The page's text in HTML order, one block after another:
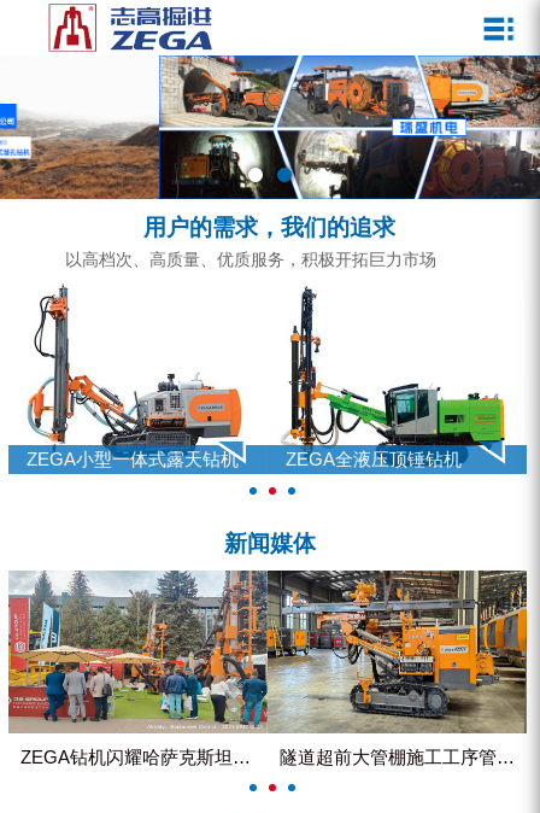
企业文化
发展历程
资质荣誉
宣传视频
公司新闻
行业动态
ZEGA一体式潜孔钻机
ZEGA地下掘进台车
ZEGA小型一体式露天钻机
ZEGA全液压顶锤钻机
锚固钻机系列
FY水井钻车系列
水井专用螺杆空压机
雾炮机
洗轮机
服务介绍
服务中心
营销网络
用户的需求，我们的追求
以高档次、高质量、优质服务，积极开拓巨力市场
ZEGA小型一体式露天钻机 ZEGA全液压顶锤钻机
新闻媒体
ZEGA钻机闪耀哈萨克斯坦国际... 隧道超前大管棚施工工序管理控制